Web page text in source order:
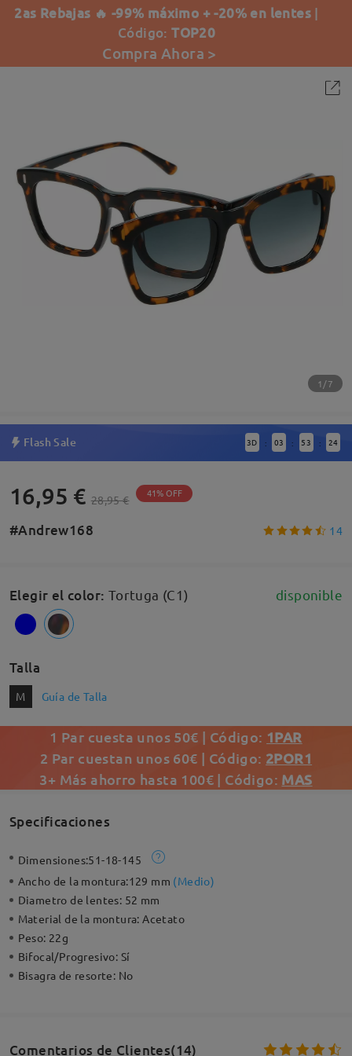
2as Rebajas 🔥 -99% máximo + -20% en lentes |
Código:TOP20
Compra Ahora >
1/7
Flash Sale 3D : 03 : 53 : 23
16,95 € 28,95 € 41% OFF
#Andrew168 14
Elegir el color: Tortuga (C1) disponible
Talla
M Guía de Talla
1 Par cuesta unos 50€ | Código: 1PAR
2 Par cuestan unos 60€ | Código: 2POR1
3+ Más ahorro hasta 100€ | Código: MAS
Specificaciones
Dimensiones:51-18-145
Ancho de la montura:129 mm (Medio)
Diametro de lentes: 52 mm
Material de la montura:Acetato
Peso: 22g
Bifocal/Progresivo: Sí
Bisagra de resorte: No
Comentarios de Clientes(14)